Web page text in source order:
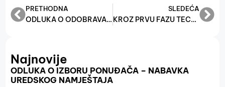
PRETHODNA
ODLUKA O ODOBRAVANJU PLASMANA KREDITNIH SREDSTAVA RAZVOJNE BANKE ZA POTICAJ RAZVOJA, PODUZETNIŠTVA I OBRTA
SLEDEĆA
KROZ PRVU FAZU TECHSTARS PROGRAMA KVALIFICIRALO SE 10 OSNIVAČA BH. STARTUPA
Najnovije
ODLUKA O IZBORU PONUĐAČA – NABAVKA
UREDSKOG NAMJEŠTAJA